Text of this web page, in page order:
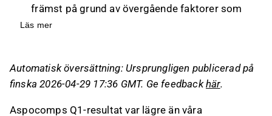
främst på grund av övergående faktorer som
leveransproblem med reservdelar och
innevarande år, med förväntningar om ökad
omsättning och förbättrat rörelseresultat
Läs mer
Automatisk översättning: Ursprungligen publicerad på
finska 2026-04-29 17:36 GMT. Ge feedbackhär.
Aspocomps Q1-resultat var lägre än våra